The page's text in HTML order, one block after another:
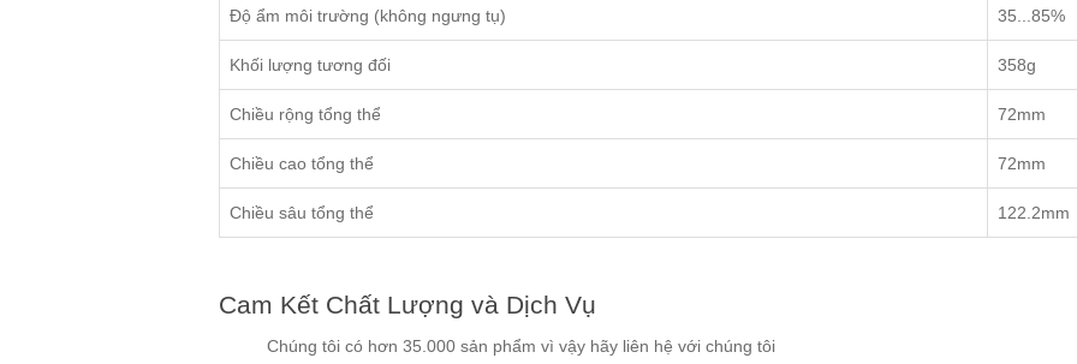
Độ ẩm môi trường (không ngưng tụ) 35...85%
Khối lượng tương đối 358g
Chiều rộng tổng thể 72mm
Chiều cao tổng thể 72mm
Chiều sâu tổng thể 122.2mm
Cam Kết Chất Lượng và Dịch Vụ
Chúng tôi có hơn 35.000 sản phẩm vì vậy hãy liên hệ với chúng tôi